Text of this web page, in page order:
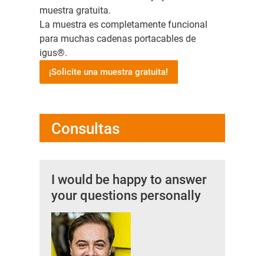
muestra gratuita.
La muestra es completamente funcional
para muchas cadenas portacables de
igus®.
¡Solicite una muestra gratuita!
Consultas
I would be happy to answer
your questions personally